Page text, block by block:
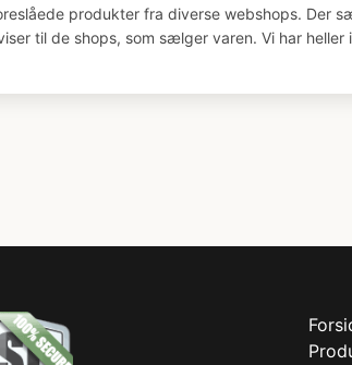
produkter fra diverse webshops. Der
til de shops, som sælger varen. Vi har heller